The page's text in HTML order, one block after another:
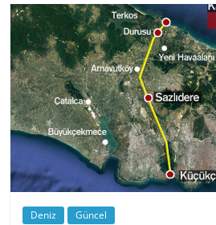
Deniz Güncel